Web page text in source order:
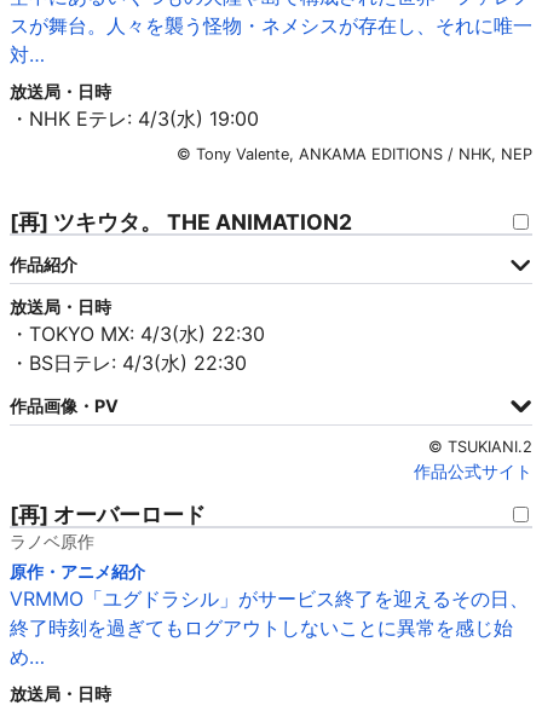
スが舞台。人々を襲う怪物・ネメシスが存在し、それに唯一
対…
放送局・日時
・NHK Eテレ: 4/3(水) 19:00
© Tony Valente, ANKAMA EDITIONS / NHK, NEP
[再] ツキウタ。 THE ANIMATION2
作品紹介
放送局・日時
・TOKYO MX: 4/3(水) 22:30
・BS日テレ: 4/3(水) 22:30
作品画像・PV
© TSUKIANI.2
作品公式サイト
[再] オーバーロード
ラノベ原作
原作・アニメ紹介
VRMMO「ユグドラシル」がサービス終了を迎えるその日、
終了時刻を過ぎてもログアウトしないことに異常を感じ始
め…
放送局・日時